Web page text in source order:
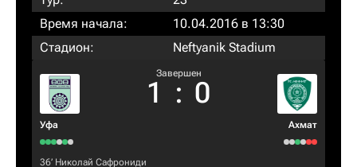
Время начала:
10.04.2016 в 13:30
Стадион:
Neftyanik Stadium
Уфа
Завершен
1 : 0
Ахмат
36‎’‎ Николай Сафрониди